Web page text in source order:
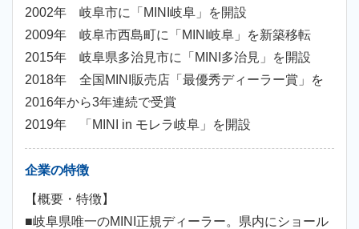
2002年 岐阜市に「MINI岐阜」を開設
2009年 岐阜市西島町に「MINI岐阜」を新築移転
2015年 岐阜県多治見市に「MINI多治見」を開設
2018年 全国MINI販売店「最優秀ディーラー賞」を
2016年から3年連続で受賞
2019年 「MINI in モレラ岐阜」を開設
企業の特徴
【概要・特徴】
■岐阜県唯一のMINI正規ディーラー。県内にショール